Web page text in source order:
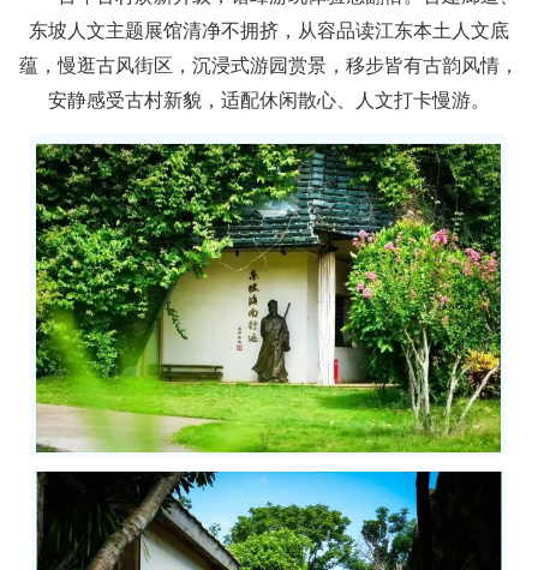
东坡人文主题展馆清净不拥挤，从容品读江东本土人文底
蕴，慢逛古风街区，沉浸式游园赏景，移步皆有古韵风情，
安静感受古村新貌，适配休闲散心、人文打卡慢游。